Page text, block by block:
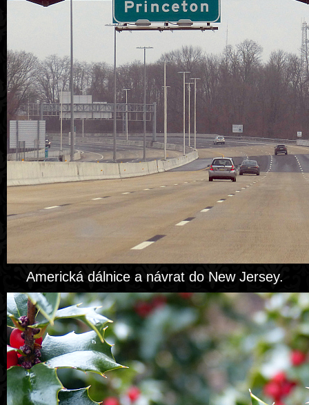
Americká dálnice a návrat do New Jersey.